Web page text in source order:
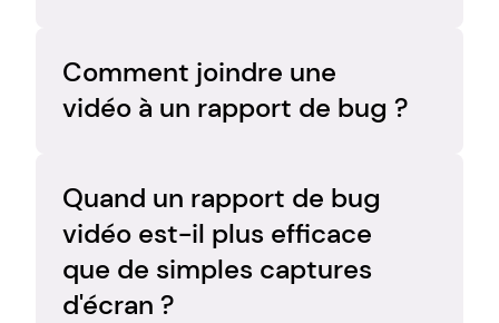
permet de recréer l'anomalie sans réunion
supplémentaire.
Comment joindre une
vidéo à un rapport de bug ?
en bout, supprimez les temps morts et
intégrez directement le fichier ou un lien de
partage dans votre ticket.
Quand un rapport de bug
vidéo est-il plus efficace
que de simples captures
d'écran ?